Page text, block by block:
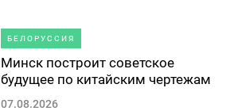
БЕЛОРУССИЯ
Минск построит советское
будущее по китайским чертежам
07.08.2026